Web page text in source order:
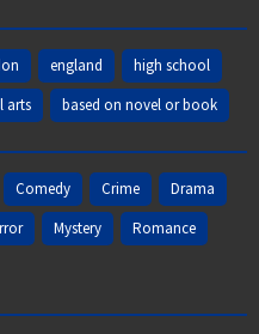
england
high school
arts based on novel or book
Comedy Crime
Drama
Mystery
Romance